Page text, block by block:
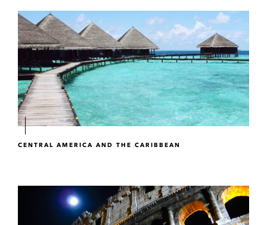
CENTRAL AMERICA AND THE CARIBBEAN